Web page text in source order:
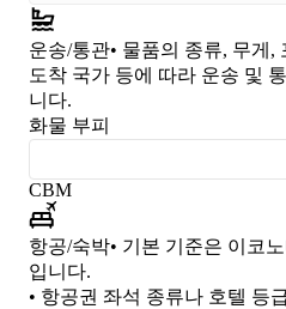
운송/통관• 물품의 종류, 무게,
도착 국가 등에 따라 운송 및
니다.
화물 부피
CBM
항공/숙박• 기본 기준은 이코
입니다.
• 항공권 좌석 종류나 호텔 등